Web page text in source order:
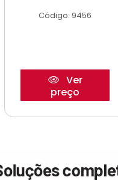
Código: 9456
Ver
preço